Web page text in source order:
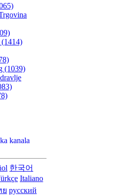
(1039)
kanala
한국어
Italiano
ย русский